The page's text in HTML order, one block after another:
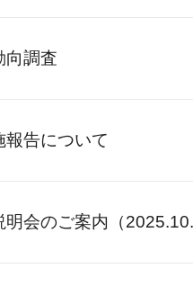
調査
告について
会のご案内（